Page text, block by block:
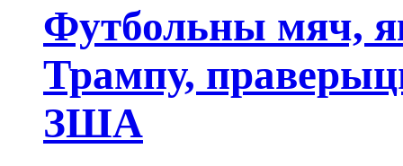
Футбольны мяч,
Трампу,
ЗША